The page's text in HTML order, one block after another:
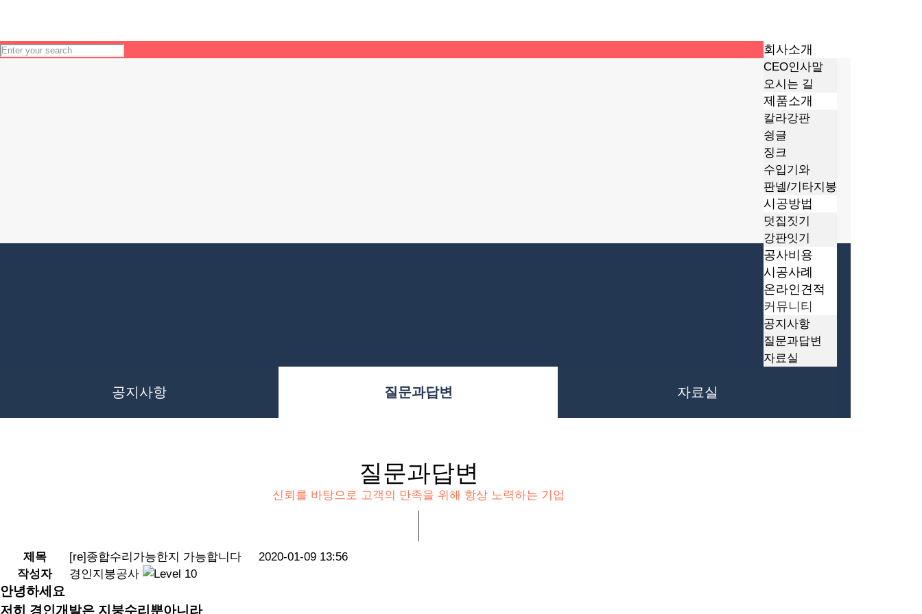
회사소개
CEO인사말
오시는 길
제품소개
칼라강판
슁글
징크
수입기와
판넬/기타지붕
시공방법
덧집짓기
강판잇기
공사비용
시공사례
온라인견적
커뮤니티
공지사항
질문과답변
자료실
공지사항 질문과답변 자료실
질문과답변
신뢰를 바탕으로 고객의 만족을 위해 항상 노력하는 기업
제목 [re]종합수리가능한지 가능합니다
2020-01-09 13:56
작성자
경인지붕공사
안녕하세요
저히 경인개발은 지붕수리뿐아니라